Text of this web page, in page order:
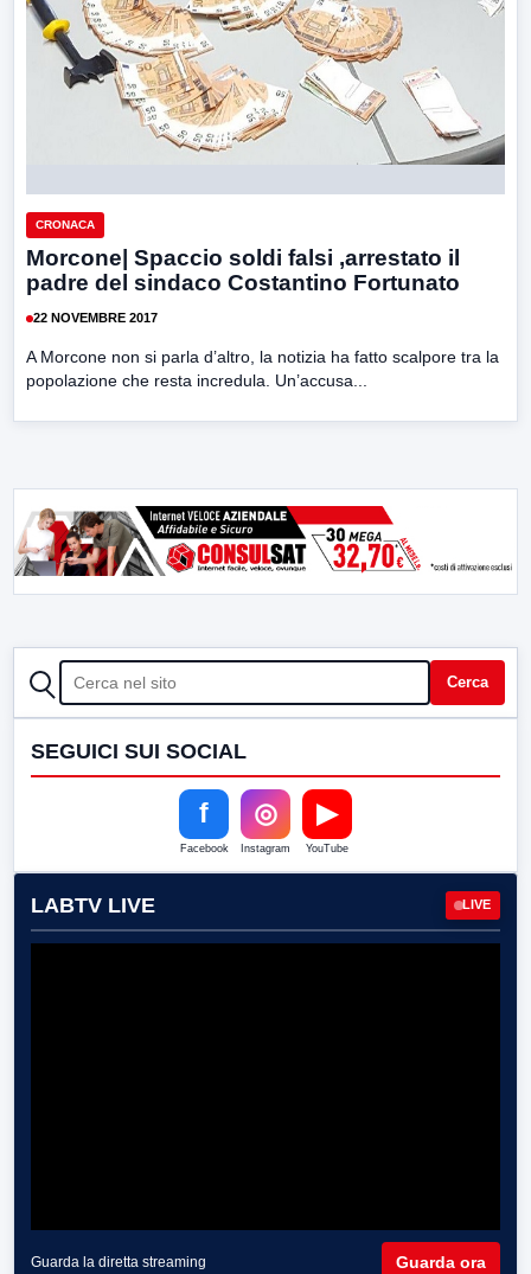
CRONACA
Morcone| Spaccio soldi falsi ,arrestato il
padre del sindaco Costantino Fortunato
22 NOVEMBRE 2017
A Morcone non si parla d’altro, la notizia ha fatto scalpore tra la
popolazione che resta incredula. Un’accusa...
CERCA Cerca
SEGUICI SUI SOCIAL
f
Facebook
◎
Instagram
▶
YouTube
LABTV LIVE LIVE
Guarda la diretta streaming Guarda ora